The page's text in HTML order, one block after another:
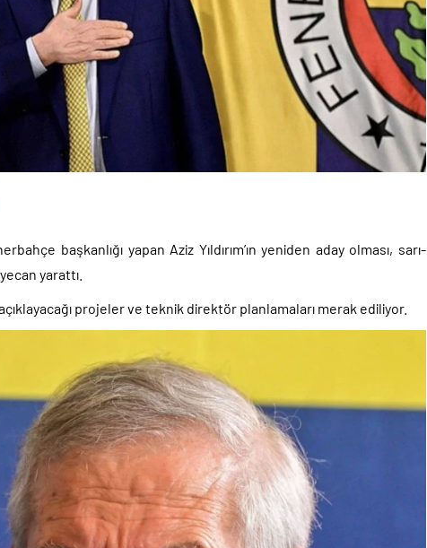
başkanlığı yapan Aziz Yıldırım’ın yeniden aday olması, sarı-
yarattı.
projeler ve teknik direktör planlamaları merak ediliyor.